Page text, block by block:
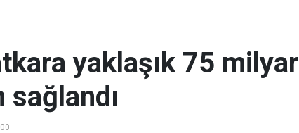
yaklaşık 75 milyar